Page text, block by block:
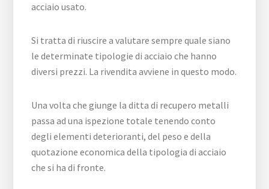
acciaio usato.
Si tratta di riuscire a valutare sempre quale siano
le determinate tipologie di acciaio che hanno
diversi prezzi. La rivendita avviene in questo modo.
Una volta che giunge la ditta di recupero metalli
passa ad una ispezione totale tenendo conto
degli elementi deterioranti, del peso e della
quotazione economica della tipologia di acciaio
che si ha di fronte.